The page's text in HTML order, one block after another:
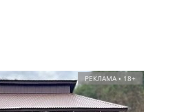
РЕКЛАМА • 18+